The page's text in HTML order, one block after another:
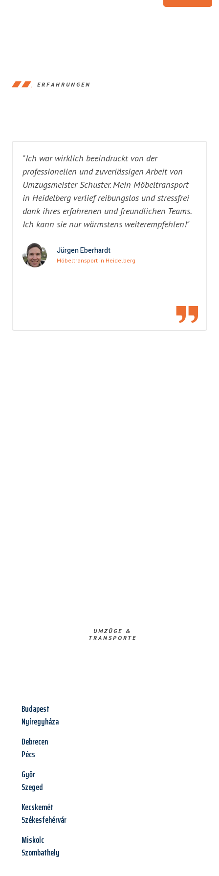
ERFAHRUNGEN
"Ich war wirklich beeindruckt von der
professionellen und zuverlässigen Arbeit von
Umzugsmeister Schuster. Mein Möbeltransport
in Heidelberg verlief reibungslos und stressfrei
dank ihres erfahrenen und freundlichen Teams.
Ich kann sie nur wärmstens weiterempfehlen!"
Jürgen Eberhardt
Möbeltransport in Heidelberg
UMZÜGE &
TRANSPORTE
Budapest
Nyíregyháza
Debrecen
Pécs
Győr
Szeged
Kecskemét
Székesfehérvár
Miskolc
Szombathely